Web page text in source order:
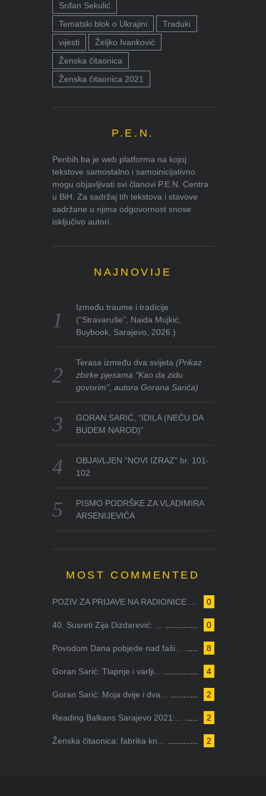
Srđan Sekulić
Tematski blok o Ukrajini
Traduki
vijesti
Željko Ivanković
Ženska čitaonica
Ženska čitaonica 2021
P.E.N.
Penbih.ba je web platforma na kojoj
tekstove samostalno i samoinicijativno
mogu objavljivati svi članovi P.E.N. Centra
u BiH. Za sadržaj tih tekstova i stavove
sadržane u njima odgovornost snose
isključivo autori.
NAJNOVIJE
Između traume i tradicije
(“Stravaruše”, Naida Mujkić,
Buybook, Sarajevo, 2026.)
Terasa između dva svijeta(Prikaz
zbirke pjesama “Kao da zidu
govorim”, autora Gorana Sarića)
GORAN SARIĆ, “IDILA (NEĆU DA
BUDEM NAROD)”
OBJAVLJEN “NOVI IZRAZ” br. 101-
102
PISMO PODRŠKE ZA VLADIMIRA
ARSENIJEVIĆA
MOST COMMENTED
0
POZIV ZA PRIJAVE NA RADIONICE ...
0
40. Susreti Zija Dizdarević: ...
8
Povodom Dana pobjede nad faši...
4
Goran Sarić: Tlapnje i varlji...
2
Goran Sarić: Moja dvije i dva...
2
Reading Balkans Sarajevo 2021:...
2
Ženska čitaonica: fabrika kn...